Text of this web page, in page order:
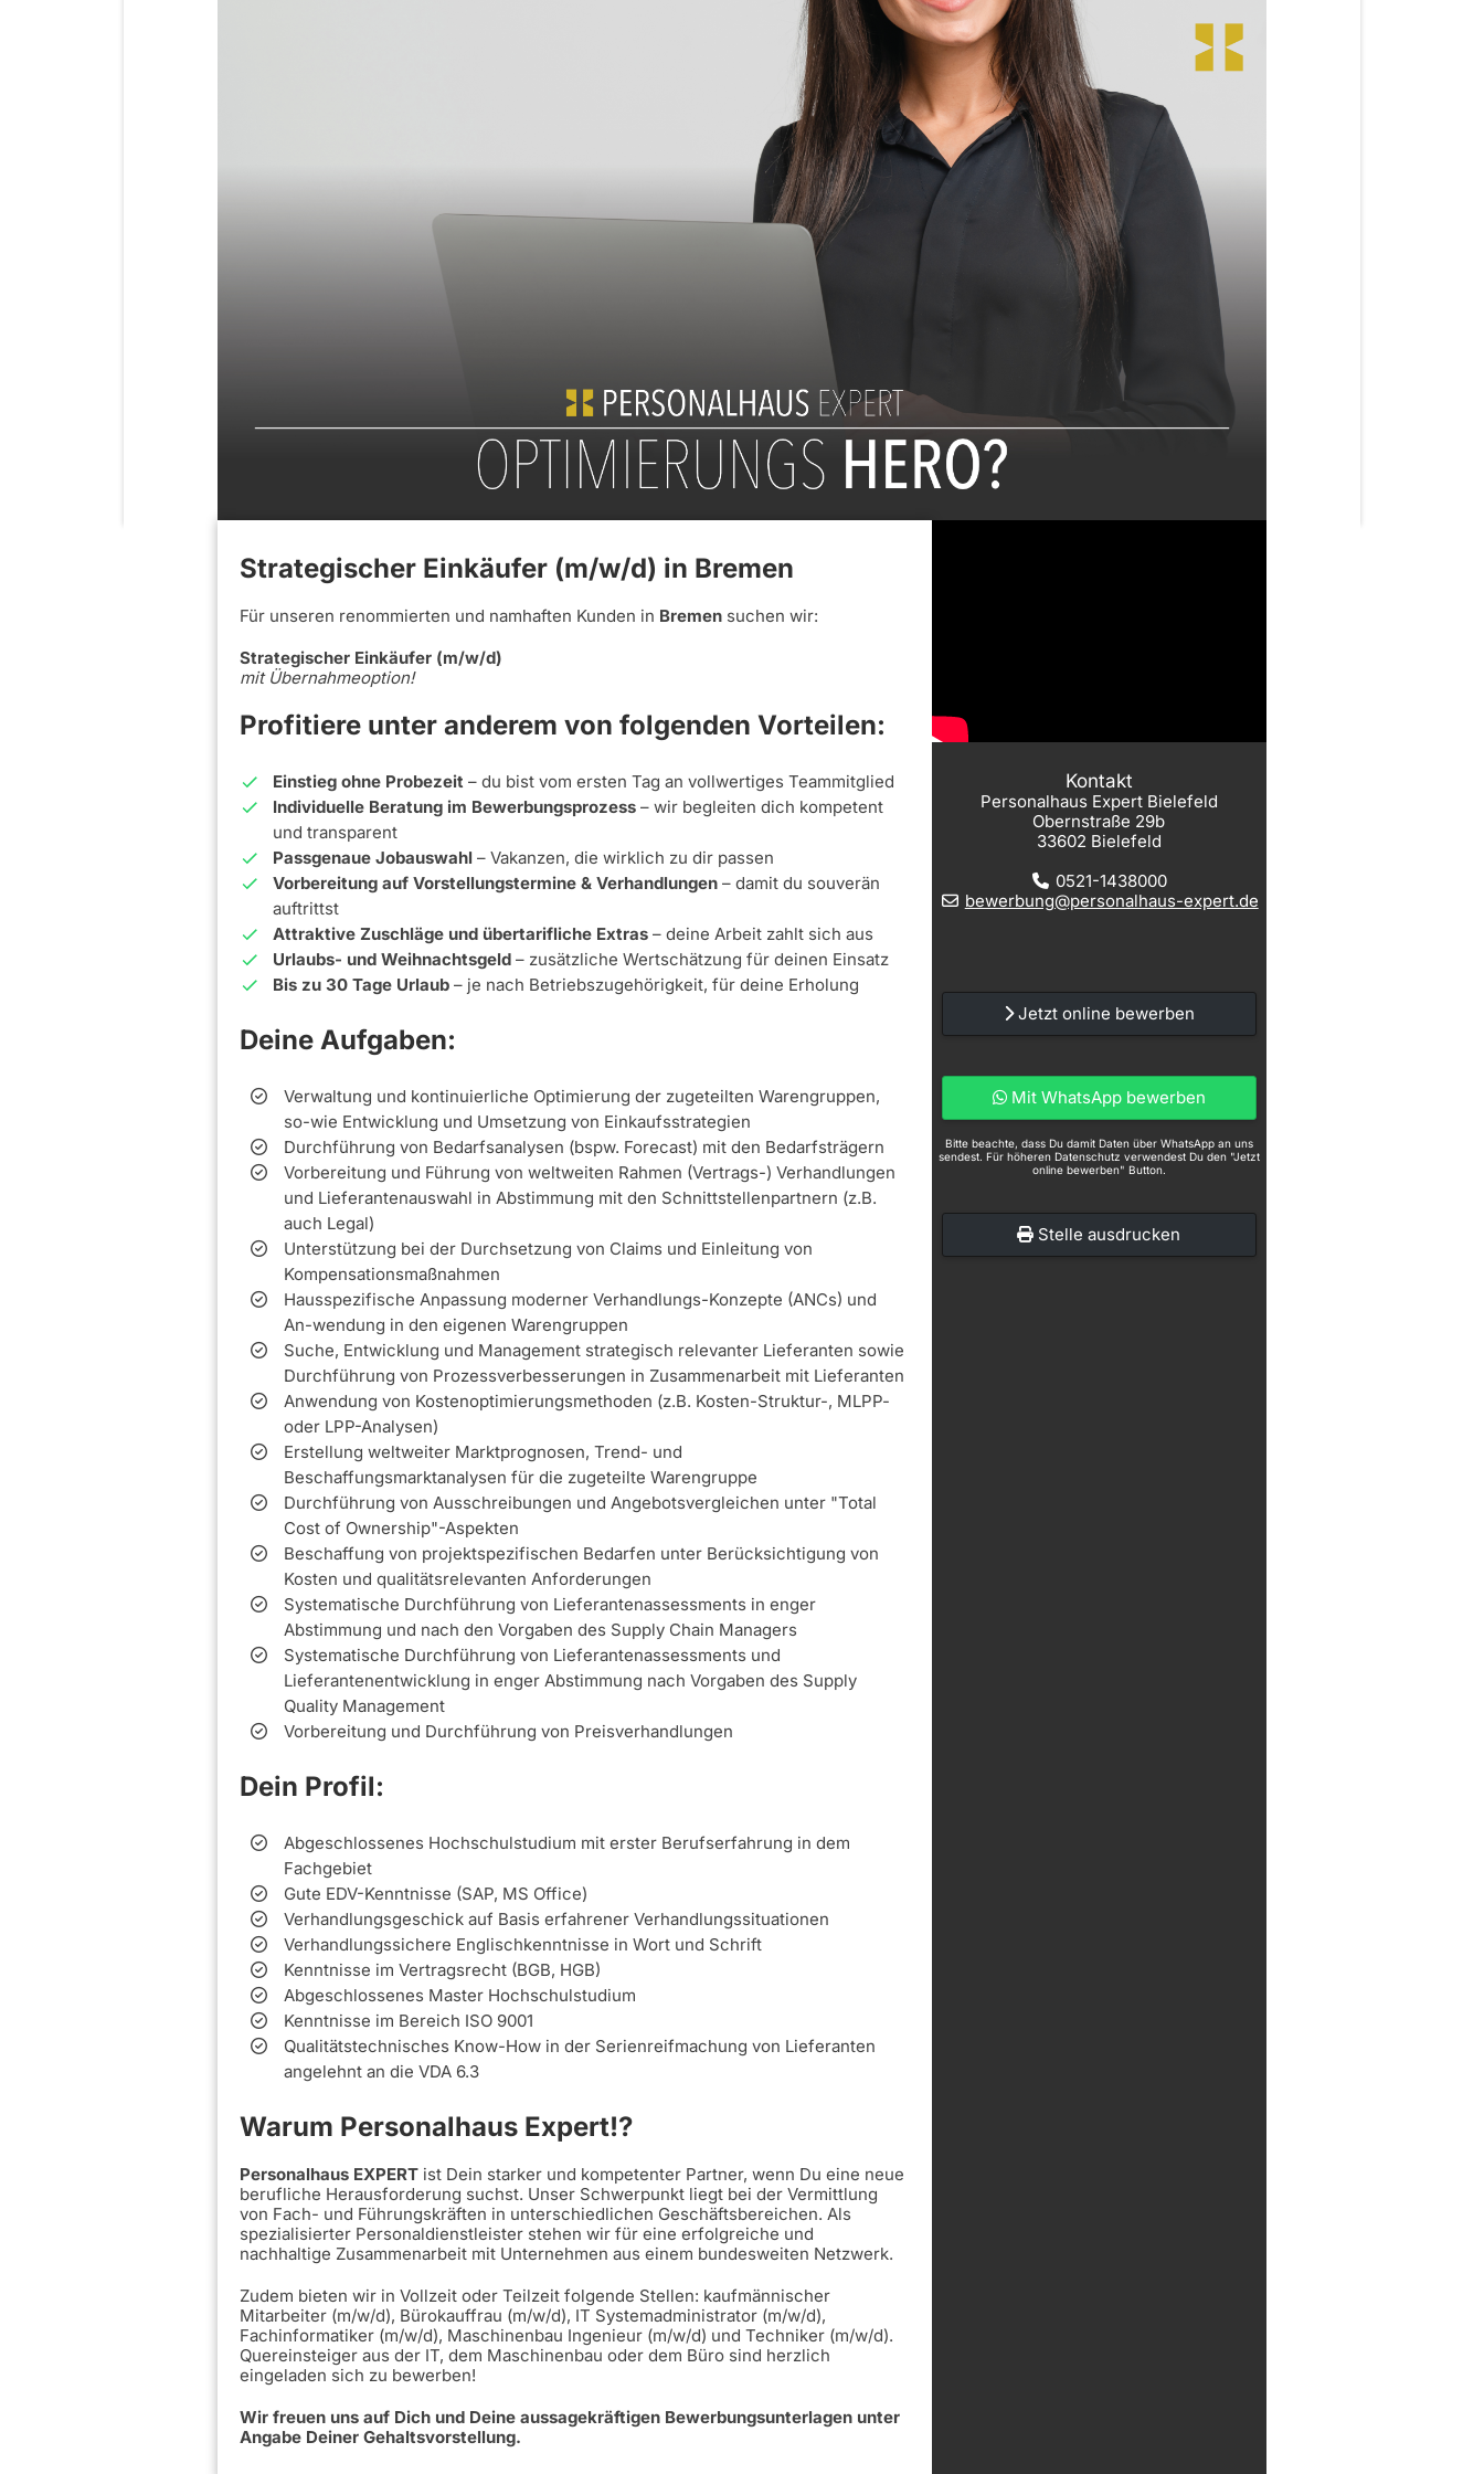
Strategischer Einkäufer (m/w/d) in Bremen
Für unseren renommierten und namhaften Kunden in Bremen suchen wir:
Strategischer Einkäufer (m/w/d)
mit Übernahmeoption!
Profitiere unter anderem von folgenden Vorteilen:
Einstieg ohne Probezeit – du bist vom ersten Tag an vollwertiges Teammitglied
Individuelle Beratung im Bewerbungsprozess – wir begleiten dich kompetent
und transparent
Passgenaue Jobauswahl – Vakanzen, die wirklich zu dir passen
Vorbereitung auf Vorstellungstermine & Verhandlungen – damit du souverän
auftrittst
Attraktive Zuschläge und übertarifliche Extras – deine Arbeit zahlt sich aus
Urlaubs- und Weihnachtsgeld – zusätzliche Wertschätzung für deinen Einsatz
Bis zu 30 Tage Urlaub – je nach Betriebszugehörigkeit, für deine Erholung
Deine Aufgaben:
Verwaltung und kontinuierliche Optimierung der zugeteilten Warengruppen,
so-wie Entwicklung und Umsetzung von Einkaufsstrategien
Durchführung von Bedarfsanalysen (bspw. Forecast) mit den Bedarfsträgern
Vorbereitung und Führung von weltweiten Rahmen (Vertrags-) Verhandlungen
und Lieferantenauswahl in Abstimmung mit den Schnittstellenpartnern (z.B.
auch Legal)
Unterstützung bei der Durchsetzung von Claims und Einleitung von
Kompensationsmaßnahmen
Hausspezifische Anpassung moderner Verhandlungs-Konzepte (ANCs) und
An-wendung in den eigenen Warengruppen
Suche, Entwicklung und Management strategisch relevanter Lieferanten sowie
Durchführung von Prozessverbesserungen in Zusammenarbeit mit Lieferanten
Anwendung von Kostenoptimierungsmethoden (z.B. Kosten-Struktur-, MLPP-
oder LPP-Analysen)
Erstellung weltweiter Marktprognosen, Trend- und
Beschaffungsmarktanalysen für die zugeteilte Warengruppe
Durchführung von Ausschreibungen und Angebotsvergleichen unter "Total
Cost of Ownership"-Aspekten
Beschaffung von projektspezifischen Bedarfen unter Berücksichtigung von
Kosten und qualitätsrelevanten Anforderungen
Systematische Durchführung von Lieferantenassessments in enger
Abstimmung und nach den Vorgaben des Supply Chain Managers
Systematische Durchführung von Lieferantenassessments und
Lieferantenentwicklung in enger Abstimmung nach Vorgaben des Supply
Quality Management
Vorbereitung und Durchführung von Preisverhandlungen
Dein Profil:
Abgeschlossenes Hochschulstudium mit erster Berufserfahrung in dem
Fachgebiet
Gute EDV-Kenntnisse (SAP, MS Office)
Verhandlungsgeschick auf Basis erfahrener Verhandlungssituationen
Verhandlungssichere Englischkenntnisse in Wort und Schrift
Kenntnisse im Vertragsrecht (BGB, HGB)
Abgeschlossenes Master Hochschulstudium
Kenntnisse im Bereich ISO 9001
Qualitätstechnisches Know-How in der Serienreifmachung von Lieferanten
angelehnt an die VDA 6.3
Warum Personalhaus Expert!?
Personalhaus EXPERT ist Dein starker und kompetenter Partner, wenn Du eine neue
berufliche Herausforderung suchst. Unser Schwerpunkt liegt bei der Vermittlung
von Fach- und Führungskräften in unterschiedlichen Geschäftsbereichen. Als
spezialisierter Personaldienstleister stehen wir für eine erfolgreiche und
nachhaltige Zusammenarbeit mit Unternehmen aus einem bundesweiten Netzwerk.
Zudem bieten wir in Vollzeit oder Teilzeit folgende Stellen: kaufmännischer
Mitarbeiter (m/w/d), Bürokauffrau (m/w/d), IT Systemadministrator (m/w/d),
Fachinformatiker (m/w/d), Maschinenbau Ingenieur (m/w/d) und Techniker (m/w/d).
Quereinsteiger aus der IT, dem Maschinenbau oder dem Büro sind herzlich
eingeladen sich zu bewerben!
Wir freuen uns auf Dich und Deine aussagekräftigen Bewerbungsunterlagen unter
Angabe Deiner Gehaltsvorstellung.
Kontakt
Personalhaus Expert Bielefeld
Obernstraße 29b
33602 Bielefeld
0521-1438000
bewerbung@personalhaus-expert.de
Jetzt online bewerben
Mit WhatsApp bewerben
Bitte beachte, dass Du damit Daten über WhatsApp an uns
sendest. Für höheren Datenschutz verwendest Du den "Jetzt
online bewerben" Button.
Stelle ausdrucken